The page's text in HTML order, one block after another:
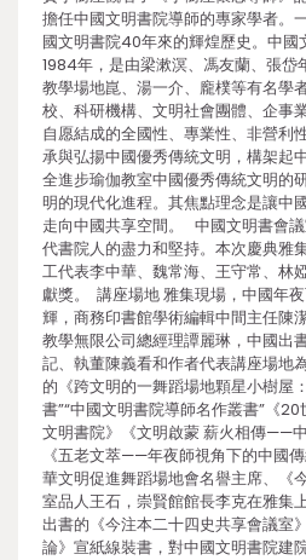
擔任中國文明書院導師的專家學者。
國文明書院40年來的輝煌歷史。中國
1984年，是由梁漱溟、馮友蘭、張岱
教學場地崑、湯一介、龐樸等有名學
校、科研機構、文明社會團體、企事
自愿結成的全國性、專業性、非營利
承與弘揚中國優秀傳統文明，構架起
全進步瑜伽教室中國優秀傳統文明的
明的現代化進程。其焦點理念是讓中
走向中國共享空間。 中國文明書會
代書院人的盡力和堅持。本次慶典雅
工代表李中華、魏常海、王守常、林
獻獎。 講座場地 雅集現場，中國年
輝，商務印書館學術編輯中間主任陳
教學無限公司總經理譚麗琳，中國出
記、執董陳義看和作者代表講座場地
的《跨文明的一舞蹈場地顆星小樹屋
書”“中國文明書院導師名作叢書”《
文明書院》《文明啟蒙 薪火相傳——
《五老文萃——年夜師視角下的中國
華文明促進舞蹈場地會名譽主席、《
室品人王石，崇賢館館長李克在雅集
出書的《今注本二十四史共享會議室
論》宣紙線裝書，對中國文明書院建